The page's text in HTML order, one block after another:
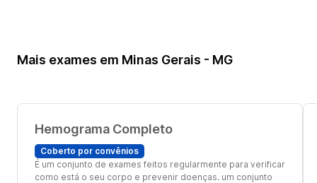
Mais exames em Minas Gerais - MG
Hemograma Completo
Coberto por convênios
É um conjunto de exames feitos regularmente para verificar
como está o seu corpo e prevenir doenças. um conjunto